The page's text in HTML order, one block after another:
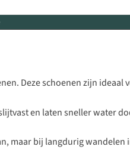
Deze schoenen zijn
en laten sneller water
maar bij langdurig wandelen